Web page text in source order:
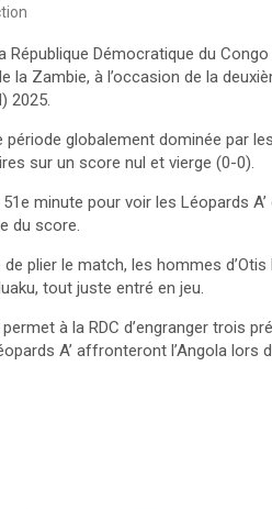
République Démocratique du
la Zambie, à l’occasion de la
2025.
période globalement dominée par
sur un score nul et vierge (0-0).
minute pour voir les Léopards
du score.
de plier le match, les hommes
tout juste entré en jeu.
à la RDC d’engranger trois
A’ affronteront l’Angola